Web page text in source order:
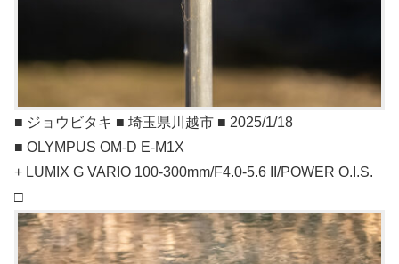
■ ジョウビタキ ■ 埼玉県川越市 ■ 2025/1/18
■ OLYMPUS OM-D E-M1X
+ LUMIX G VARIO 100-300mm/F4.0-5.6 II/POWER O.I.S.
□